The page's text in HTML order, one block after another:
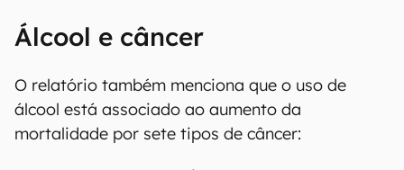
Álcool e câncer
O relatório também menciona que o uso de
álcool está associado ao aumento da
mortalidade por sete tipos de câncer: